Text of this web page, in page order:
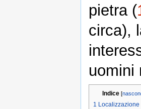
pietra (
circa),
uomini
Indice [
1 Localizzazione